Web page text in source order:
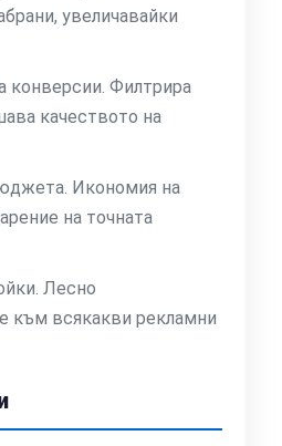
увеличавайки
конверсии. Филтрира
качеството на
Икономия на
на точната
Лесно
към всякакви рекламни